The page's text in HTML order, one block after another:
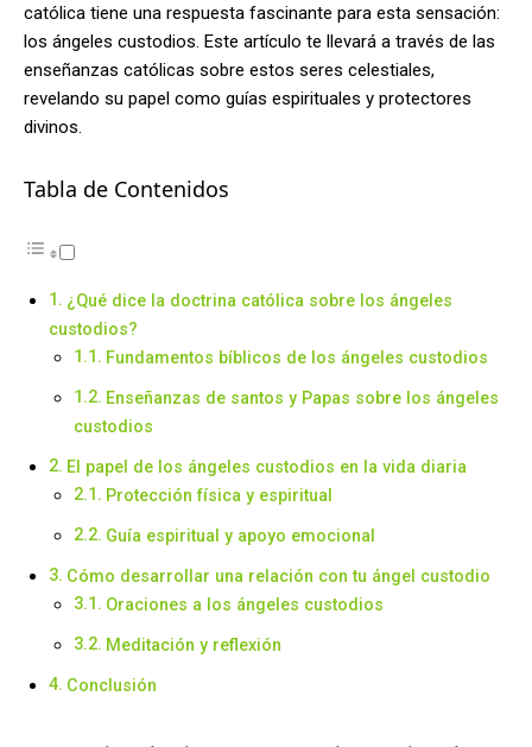
católica tiene una respuesta fascinante para esta sensación:
los ángeles custodios. Este artículo te llevará a través de las
enseñanzas católicas sobre estos seres celestiales,
revelando su papel como guías espirituales y protectores
divinos.
Tabla de Contenidos
¿Qué dice la doctrina católica sobre los ángeles
custodios?
Fundamentos bíblicos de los ángeles custodios
Enseñanzas de santos y Papas sobre los ángeles
custodios
El papel de los ángeles custodios en la vida diaria
Protección física y espiritual
Guía espiritual y apoyo emocional
Cómo desarrollar una relación con tu ángel custodio
Oraciones a los ángeles custodios
Meditación y reflexión
Conclusión